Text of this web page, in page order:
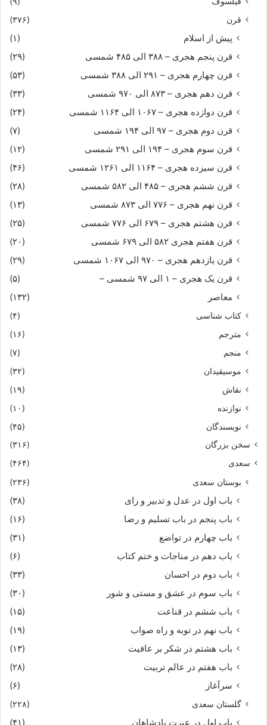
قرن
(۳۷۶)
پیش از اسلام
(۱)
قرن پنجم هجری – ۳۸۸ الی ۴۸۵ شمسی
(۲۹)
قرن چهارم هجری – ۲۹۱ الی ۳۸۸ شمسی
(۵۳)
قرن دهم هجری – ۸۷۳ الی ۹۷۰ شمسی
(۳۳)
قرن دوازده هجری – ۱۰۶۷ الی ۱۱۶۴ شمسی
(۲۴)
قرن دوم هجری – ۹۷ الی ۱۹۴ شمسی
(۷)
قرن سوم هجری – ۱۹۴ الی ۲۹۱ شمسی
(۱۲)
قرن سیزده هجری – ۱۱۶۴ الی ۱۲۶۱ شمسی
(۴۶)
قرن ششم هجری – ۴۸۵ الی ۵۸۲ شمسی
(۲۸)
قرن نهم هجری – ۷۷۶ الی ۸۷۳ شمسی
(۱۳)
قرن هشتم هجری – ۶۷۹ الی ۷۷۶ شمسی
(۲۵)
قرن هفتم هجری ۵۸۲ الی ۶۷۹ شمسی
(۲۰)
قرن یازدهم هجری – ۹۷۰ الی ۱۰۶۷ شمسی
(۲۹)
قرن یک هجری – ۱ الی ۹۷ شمسی –
(۵)
معاصر
(۱۳۲)
کتاب شناسی
(۴)
مترجم
(۱۶)
منجم
(۷)
موسیقیدان
(۳۲)
نقاش
(۱۹)
نوازنده
(۱۰)
نویسندگان
(۴۵)
سخن بزرگان
(۳۱۶)
سعدی
(۴۶۴)
بوستان سعدی (۲۳۶)
باب اول در عدل و تدبیر و رای
(۳۸)
باب پنجم در باب تسلیم و رضا
(۱۶)
باب چهارم در تواضع
(۳۱)
باب دهم در مناجات و ختم کتاب
(۶)
باب دوم در احسان
(۳۳)
باب سوم در عشق و مستی و شور
(۳۰)
باب ششم در قناعت
(۱۵)
باب نهم در توبه و راه صواب
(۱۹)
باب هشتم در شکر بر عافیت
(۱۳)
باب هفتم در عالم تربیت
(۲۸)
سرآغاز
(۶)
گلستان سعدی (۲۲۸)
باب اول در عبرت پادشاهان (۴۱)